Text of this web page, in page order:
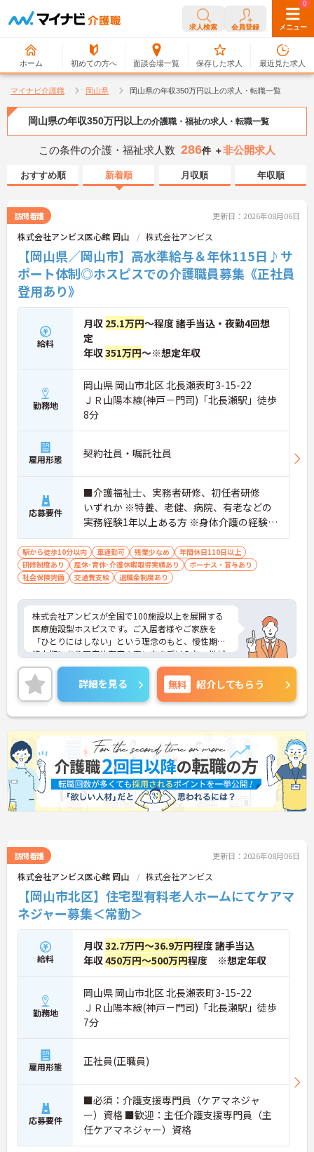
求人検索 会員登録 メニュー
ホーム 初めての方へ 面談会場一覧
0
保存した求人
0
最近見た求人
マイナビ介護職 岡山県 岡山県の年収350万円以上の求人・転職一覧
岡山県の年収350万円以上の介護職・福祉の求人・転職一覧
この条件の介護・福祉求人数 286件 ＋非公開求人
おすすめ順 新着順 月収順 年収順
訪問看護 更新日：2026年08月06日
株式会社アンビス医心館 岡山 株式会社アンビス
【岡山県／岡山市】高水準給与＆年休115日♪サ
ポート体制◎ホスピスでの介護職員募集《正社員
登用あり》
給料
月収 25.1万円～程度 諸手当込・夜勤4回想
定
年収351万円～※想定年収
勤務地
岡山県 岡山市北区 北長瀬表町3-15-22
ＪＲ山陽本線(神戸－門司)「北長瀬駅」徒歩
8分
雇用形態 契約社員・嘱託社員
応募要件
■介護福祉士、実務者研修、初任者研修
いずれか ※特養、老健、病院、有老などの
実務経験1年以上ある方 ※身体介護の経験年
以上ある方、機械浴の使用の経験のある方
歓迎
駅から徒歩10分以内 車通勤可 残業少なめ
年間休日110日以上
研修制度あり
産休･育休･介護休暇取得実績あり
ボーナス・賞与あり
社会保険完備
交通費支給 退職金制度あり
株式会社アンビスが全国で100施設以上を展開する
医療施設型ホスピスです。ご入居者様やご家族を
「ひとりにはしない」という理念のもと、慢性期や
終末期にあり医療依存度の高い方を受け入れ、地域
医療を支える社会的意義の高い事業を推進していま
す。現場には看護師が24時間常駐しています。急変
時の対応や医療行為は看護師が担当するため、初任
者研修や実務者研修の方も食事介助や入浴介助など
の生活を支えるケアに専念できる環境です。多職種
で情報を共有し、一人で判断を抱え込まないチーム
連携の体制がしっかりと整っています。働き方の面
では、夜勤明けの翌日が原則として公休となるほ
か、月平均の残業時間も5時間から7時間程度とかな
り少なめです。常勤スタッフの比率が90パーセント
を超えているため急な勤務変更が発生しにくく、あ
らかじめ決められた訪問予定表に沿って規則正しく
専門性を着実に深めていける環境が用意されていま
★おすすめPOINT★
＜個別ＯＪＴとチーム連携で着実に成長！＞
・入職後はお一人おひとりの習熟度に合わせた個別
のＯＪＴ研修を実施し、ｅラーニングを用いた学習
の機会も提供されます
・施設内には看護師が24時間常駐しており、急変時
の対応や専門的な医療処置は看護師が担当するため
・介護スタッフと看護スタッフの比率が1対1で相談
しやすく、初任者研修や実務者研修からでも着実に
専門性を高められます
高く、急なシフト変更や無理な長時間勤務が発生し
にくい人員体制です
・訪問スケジュールに沿って施設内でのケアを行う
ため、月平均の残業時間は5時間から7時間程度とか
なり少なめに抑えられます
・夜勤明けの翌日は原則としてお休みとなるシフト
編成が組まれており、しっかりと休息を取りながら
長期的な就業が可能です
詳細を見る 無料 紹介してもらう
訪問看護 更新日：2026年08月06日
株式会社アンビス医心館 岡山 株式会社アンビス
【岡山市北区】住宅型有料老人ホームにてケアマ
ネジャー募集＜常勤＞
給料
月収32.7万円～36.9万円程度 諸手当込
年収450万円～500万円程度 ※想定年収
勤務地
岡山県 岡山市北区 北長瀬表町3-15-22
ＪＲ山陽本線(神戸－門司)「北長瀬駅」徒歩
7分
雇用形態 正社員(正職員)
応募要件
■必須：介護支援専門員（ケアマネジャ
ー）資格 ■歓迎：主任介護支援専門員（主
任ケアマネジャー）資格